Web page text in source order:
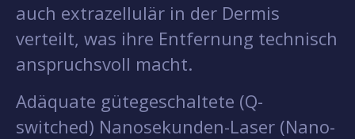
auch extrazellulär in der Dermis
verteilt, was ihre Entfernung technisch
anspruchsvoll macht.
Adäquate gütegeschaltete (Q-
switched) Nanosekunden-Laser (Nano-